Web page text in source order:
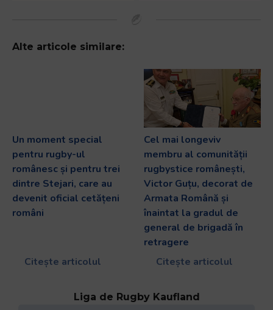
Alte articole similare:
Un moment special
pentru rugby-ul
românesc și pentru trei
dintre Stejari, care au
devenit oficial cetățeni
români
Citește articolul
Cel mai longeviv
membru al comunității
rugbystice românești,
Victor Guțu, decorat de
Armata Română și
înaintat la gradul de
general de brigadă în
retragere
Citește articolul
Liga de Rugby Kaufland